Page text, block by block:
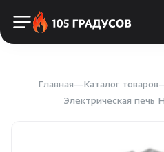
Освещение
ДвериГлавная Каталог товаров
Электрическая печь